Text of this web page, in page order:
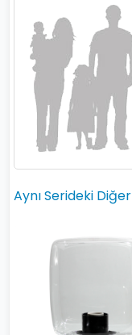
Aynı Serideki